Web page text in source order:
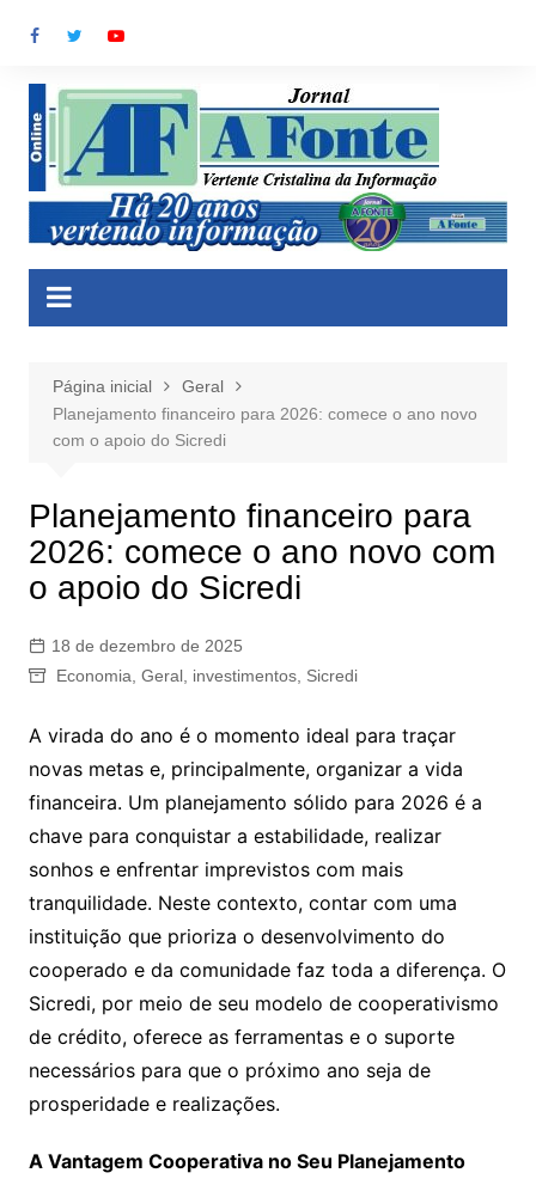
para
conteúdo
Página inicial
Geral
Planejamento financeiro para 2026: comece o ano novo
com o apoio do Sicredi
Planejamento financeiro para
2026: comece o ano novo com
o apoio do Sicredi
18 de dezembro de 2025
Economia Geral, investimentos, Sicredi
A virada do ano é o momento ideal para traçar
novas metas e, principalmente, organizar a vida
financeira. Um planejamento sólido para 2026 é a
chave para conquistar a estabilidade, realizar
sonhos e enfrentar imprevistos com mais
tranquilidade. Neste contexto, contar com uma
instituição que prioriza o desenvolvimento do
cooperado e da comunidade faz toda a diferença. O
Sicredi, por meio de seu modelo de cooperativismo
de crédito, oferece as ferramentas e o suporte
necessários para que o próximo ano seja de
prosperidade e realizações.
A Vantagem Cooperativa no Seu Planejamento